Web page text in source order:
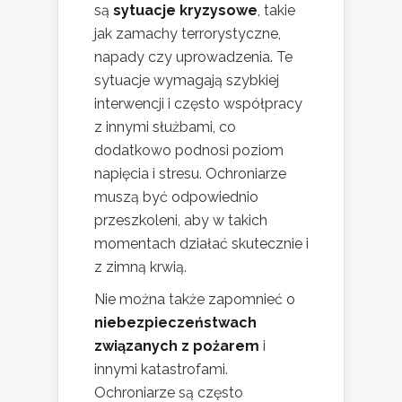
są sytuacje kryzysowe, takie
jak zamachy terrorystyczne,
napady czy uprowadzenia. Te
sytuacje wymagają szybkiej
interwencji i często współpracy
z innymi służbami, co
dodatkowo podnosi poziom
napięcia i stresu. Ochroniarze
muszą być odpowiednio
przeszkoleni, aby w takich
momentach działać skutecznie i
z zimną krwią.
Nie można także zapomnieć o
niebezpieczeństwach
związanych z pożarem i
innymi katastrofami.
Ochroniarze są często